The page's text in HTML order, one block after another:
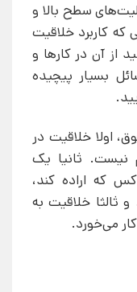
سطح بالا و
که کاربرد خلاقیت
از آن در کارها و
بسیار پیچیده
اولا خلاقیت در
نیست. ثانیا یک
که اراده کند،
ثالثا خلاقیت به
می‌خورد.